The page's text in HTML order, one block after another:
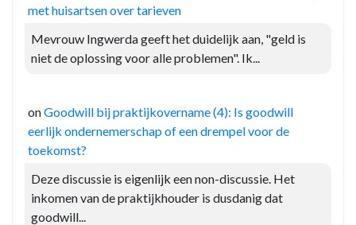
met huisartsen over tarieven
Mevrouw Ingwerda geeft het duidelijk aan, "geld is
niet de oplossing voor alle problemen". Ik...
onGoodwill bij praktijkovername (4): Is goodwill
eerlijk ondernemerschap of een drempel voor de
toekomst?
Deze discussie is eigenlijk een non-discussie. Het
inkomen van de praktijkhouder is dusdanig dat
goodwill...